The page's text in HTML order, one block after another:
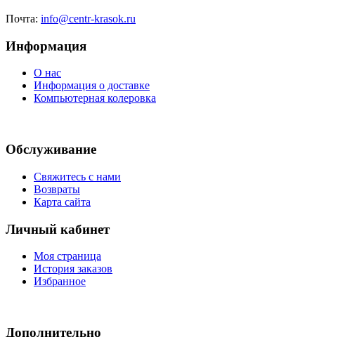
Почта: info@centr-krasok.ru
Информация
О нас
Информация о доставке
Компьютерная колеровка
Обслуживание
Свяжитесь с нами
Возвраты
Карта сайта
Личный кабинет
Моя страница
История заказов
Избранное
Дополнительно